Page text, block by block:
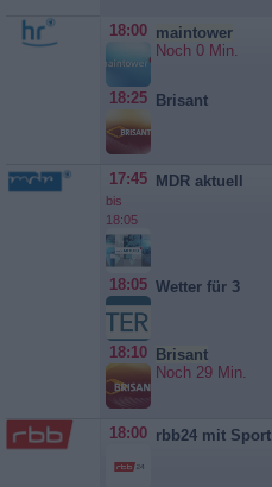
18:00 maintower
Noch 0 Min.
18:25 Brisant
17:45
bis
18:05
MDR aktuell
18:05 Wetter für 3
18:10
Brisant
Noch 29 Min.
18:00 rbb24 mit Sport